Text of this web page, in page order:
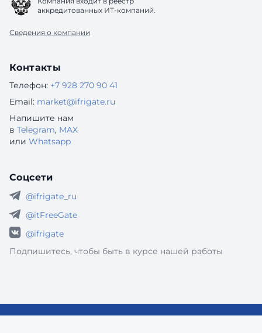
аккредитованных ИТ-компаний.
Сведения о компании
Контакты
Телефон: +7 928 270 90 41
Email: market@ifrigate.ru
Напишите нам
в Telegram, MAX
или Whatsapp
Соцсети
@ifrigate_ru
@itFreeGate
@ifrigate
Подпишитесь, чтобы быть в курсе нашей работы